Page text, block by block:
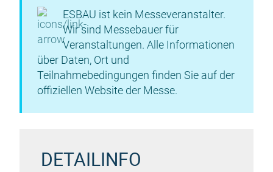
ESBAU ist kein Messeveranstalter.
Wir sind Messebauer für
Veranstaltungen. Alle Informationen
über Daten, Ort und
Teilnahmebedingungen finden Sie auf der
offiziellen Website der Messe.
DETAILINFO